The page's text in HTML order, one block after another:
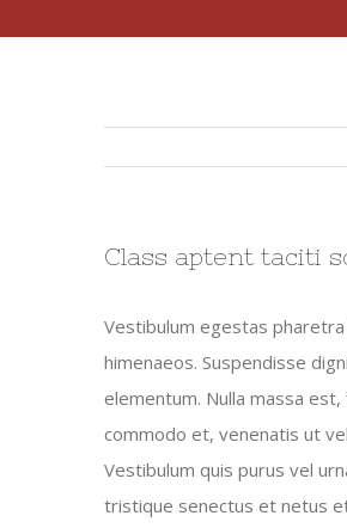
Class aptent taciti
Vestibulum egestas
himenaeos. Suspendisse
elementum. Nulla massa
commodo et, venenatis ut
Vestibulum quis purus vel
tristique senectus et netus